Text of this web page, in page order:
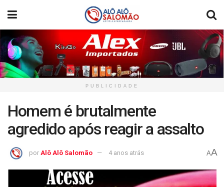
PUBLICIDADE
Homem é brutalmente
agredido após reagir a assalto
por Alô Alô Salomão 4 anos atrás AA